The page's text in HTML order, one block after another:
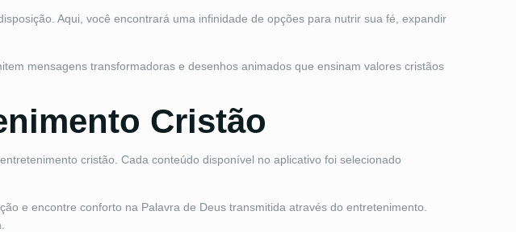
Aqui, você encontrará uma infinidade de opções para nutrir sua fé, expandir
mensagens transformadoras e desenhos animados que ensinam valores cristãos
Cristão
cristão. Cada conteúdo disponível no aplicativo foi selecionado
e encontre conforto na Palavra de Deus transmitida através do entretenimento.